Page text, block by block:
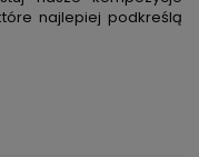
najlepiej podkreślą